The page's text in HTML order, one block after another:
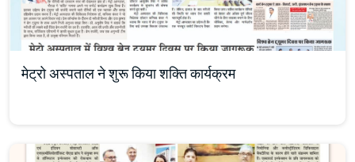
मेट्रो अस्पताल ने शुरू किया शक्ति कार्यक्रम